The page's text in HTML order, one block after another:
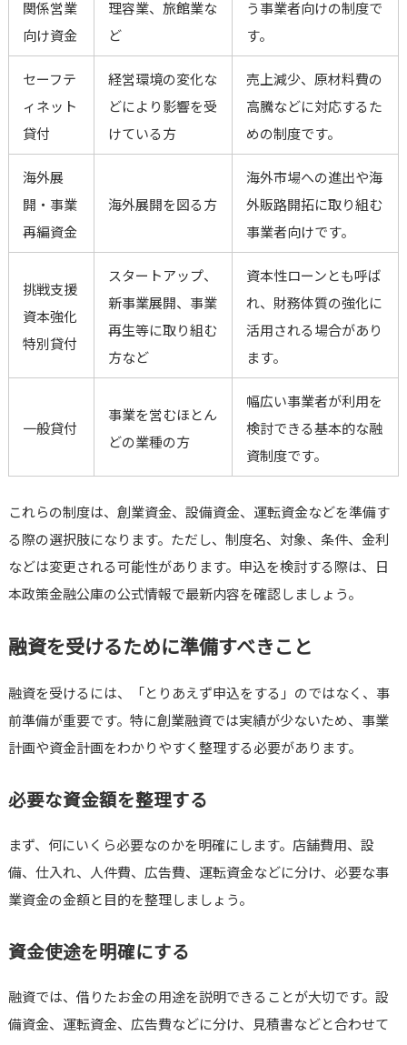
関係営業
向け資金
理容業、旅館業な
ど
う事業者向けの制度で
す。
セーフテ
ィネット
貸付
経営環境の変化な
どにより影響を受
けている方
売上減少、原材料費の
高騰などに対応するた
めの制度です。
海外展
開・事業
再編資金
海外展開を図る方
海外市場への進出や海
外販路開拓に取り組む
事業者向けです。
挑戦支援
資本強化
特別貸付
スタートアップ、
新事業展開、事業
再生等に取り組む
方など
資本性ローンとも呼ば
れ、財務体質の強化に
活用される場合があり
ます。
一般貸付
事業を営むほとん
どの業種の方
幅広い事業者が利用を
検討できる基本的な融
資制度です。
これらの制度は、創業資金、設備資金、運転資金などを準備す
る際の選択肢になります。ただし、制度名、対象、条件、金利
などは変更される可能性があります。申込を検討する際は、日
本政策金融公庫の公式情報で最新内容を確認しましょう。
融資を受けるために準備すべきこと
融資を受けるには、「とりあえず申込をする」のではなく、事
前準備が重要です。特に創業融資では実績が少ないため、事業
計画や資金計画をわかりやすく整理する必要があります。
必要な資金額を整理する
まず、何にいくら必要なのかを明確にします。店舗費用、設
備、仕入れ、人件費、広告費、運転資金などに分け、必要な事
業資金の金額と目的を整理しましょう。
資金使途を明確にする
融資では、借りたお金の用途を説明できることが大切です。設
備資金、運転資金、広告費などに分け、見積書などと合わせて